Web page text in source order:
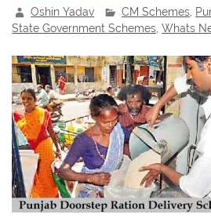
Oshin Yadav CM Schemes
State Government Schemes,Whats